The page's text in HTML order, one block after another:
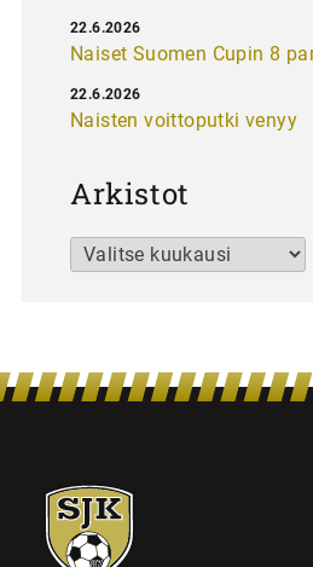
Naiset Suomen Cupin 8
22.6.2026
Naisten voittoputki venyy
22.6.2026
Arkistot
Arkistot
SJK-
juniorit